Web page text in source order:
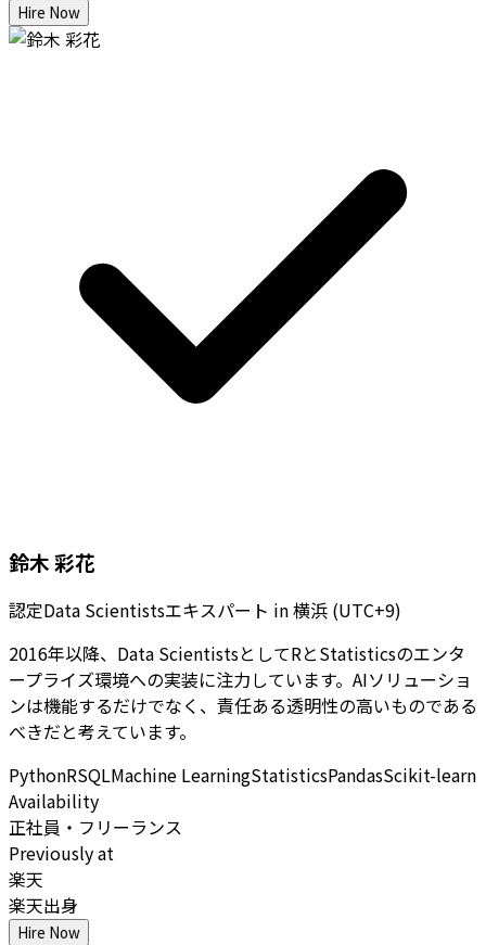
Hire Now
鈴木 彩花
認定Data Scientistsエキスパート in横浜 (UTC+9)
2016年以降、Data ScientistsとしてRとStatisticsのエンタ
ープライズ環境への実装に注力しています。AIソリューショ
ンは機能するだけでなく、責任ある透明性の高いものである
べきだと考えています。
PythonRSQLMachine LearningStatisticsPandasScikit-learn
Availability
正社員・フリーランス
Previously at
楽天
楽天出身
Hire Now